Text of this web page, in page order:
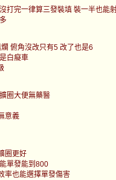
打完一律算三發裝填 裝一半也能
俯角沒改只有5 改了也是6
白癡車
圈大便無藥醫
意義
圈更好
單發能到800
率也能選擇單發傷害